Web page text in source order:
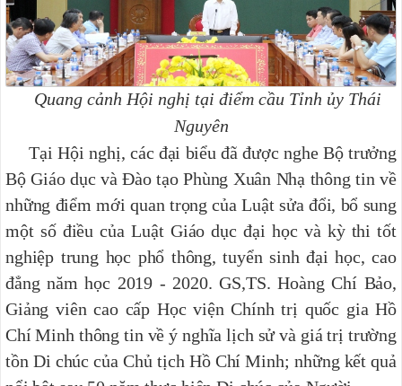
Quang cảnh Hội nghị tại điểm cầu Tỉnh ủy Thái
Nguyên
Tại Hội nghị, các đại biểu đã được nghe Bộ trưởng
Bộ Giáo dục và Đào tạo Phùng Xuân Nhạ thông tin về
những điểm mới quan trọng của Luật sửa đổi, bổ sung
một số điều của Luật Giáo dục đại học và kỳ thi tốt
nghiệp trung học phổ thông, tuyển sinh đại học, cao
đẳng năm học 2019 - 2020. GS,TS. Hoàng Chí Bảo,
Giảng viên cao cấp Học viện Chính trị quốc gia Hồ
Chí Minh thông tin về ý nghĩa lịch sử và giá trị trường
tồn Di chúc của Chủ tịch Hồ Chí Minh; những kết quả